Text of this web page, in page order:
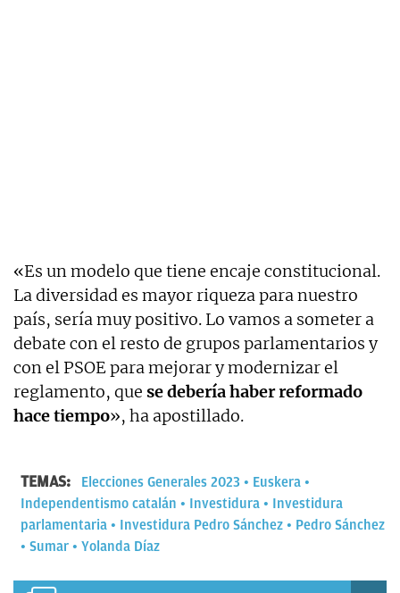
«Es un modelo que tiene encaje constitucional.
La diversidad es mayor riqueza para nuestro
país, sería muy positivo. Lo vamos a someter a
debate con el resto de grupos parlamentarios y
con el PSOE para mejorar y modernizar el
reglamento, que se debería haber reformado
hace tiempo», ha apostillado.
TEMAS: Elecciones Generales 2023
Euskera
Independentismo catalán
Investidura
Investidura
parlamentaria
Investidura Pedro Sánchez
Pedro Sánchez
Sumar
Yolanda Díaz